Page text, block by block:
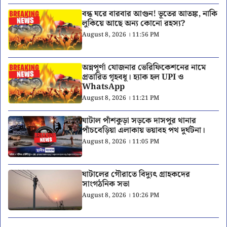
বন্ধ ঘরে বারবার আগুন! ভূতের আতঙ্ক, নাকি
লুকিয়ে আছে অন্য কোনো রহস্য?
August 8, 2026 । 11:56 PM
অন্নপূর্ণা যোজনার ভেরিফিকেশনের নামে
প্রতারিত গৃহবধূ। হ্যাক হল UPI ও
WhatsApp
August 8, 2026 । 11:21 PM
ঘাটাল পাঁশকুড়া সড়কে দাসপুর থানার
পাঁচবেড়িয়া এলাকায় ভয়াবহ পথ দুর্ঘটনা।
August 8, 2026 । 11:05 PM
ঘাটালের গৌরাতে বিদ্যুৎ গ্রাহকদের
সাংগঠনিক সভা
August 8, 2026 । 10:26 PM